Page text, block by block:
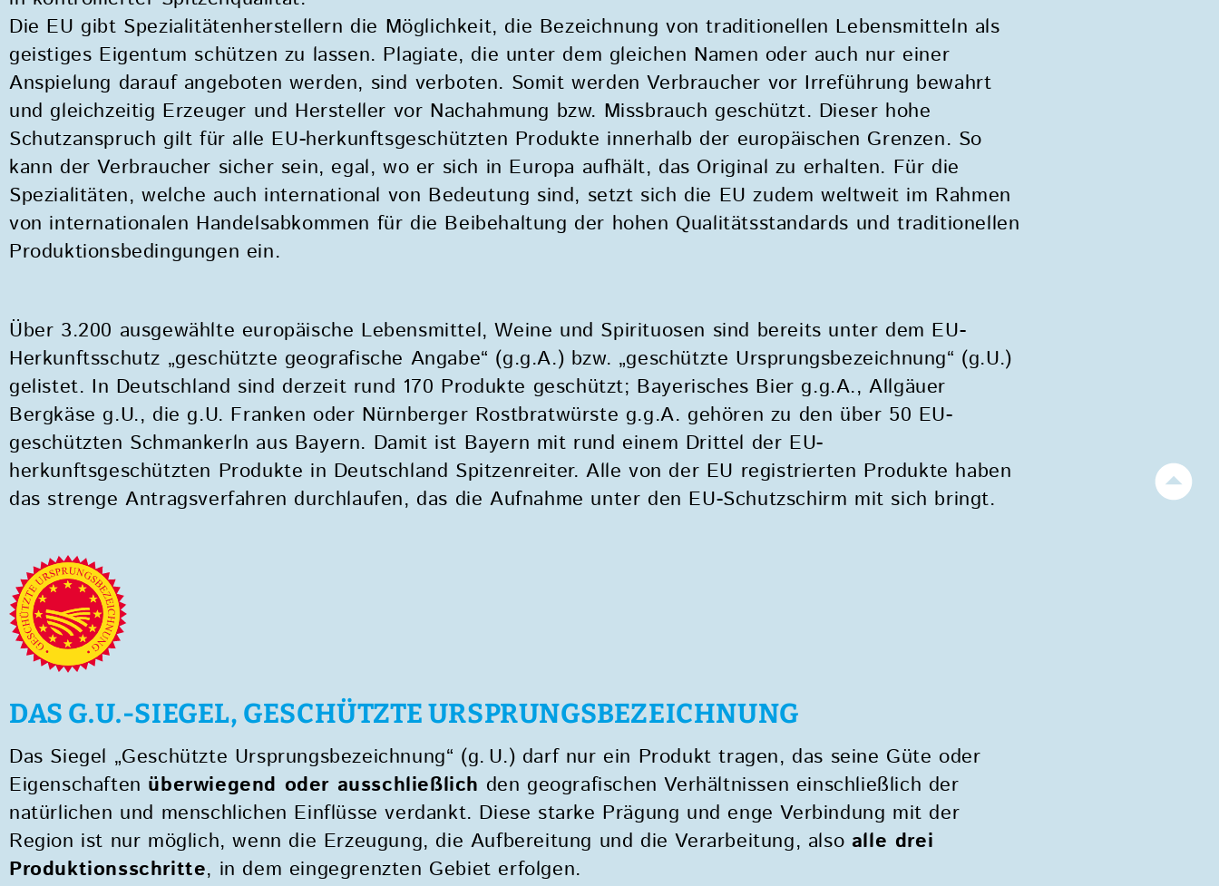
Zugänglichkeitsmenü
zu
gelangen.
Die EU gibt Spezialitätenherstellern die Möglichkeit, die Bezeichnung von traditionellen Lebensmitteln als
geistiges Eigentum schützen zu lassen. Plagiate, die unter dem gleichen Namen oder auch nur einer
Anspielung darauf angeboten werden, sind verboten. Somit werden Verbraucher vor Irreführung bewahrt
und gleichzeitig Erzeuger und Hersteller vor Nachahmung bzw. Missbrauch geschützt. Dieser hohe
Schutzanspruch gilt für alle EU-herkunftsgeschützten Produkte innerhalb der europäischen Grenzen. So
kann der Verbraucher sicher sein, egal, wo er sich in Europa aufhält, das Original zu erhalten. Für die
Spezialitäten, welche auch international von Bedeutung sind, setzt sich die EU zudem weltweit im Rahmen
von internationalen Handelsabkommen für die Beibehaltung der hohen Qualitätsstandards und traditionellen
Produktionsbedingungen ein.
Über 3.200 ausgewählte europäische Lebensmittel, Weine und Spirituosen sind bereits unter dem EU-
Herkunftsschutz „geschützte geografische Angabe“ (g.g.A.) bzw. „geschützte Ursprungsbezeichnung“ (g.U.)
gelistet. In Deutschland sind derzeit rund 170 Produkte geschützt; Bayerisches Bier g.g.A., Allgäuer
Bergkäse g.U., die g.U. Franken oder Nürnberger Rostbratwürste g.g.A. gehören zu den über 50 EU-
geschützten Schmankerln aus Bayern. Damit ist Bayern mit rund einem Drittel der EU-
herkunftsgeschützten Produkte in Deutschland Spitzenreiter. Alle von der EU registrierten Produkte haben
das strenge Antragsverfahren durchlaufen, das die Aufnahme unter den EU-Schutzschirm mit sich bringt.
DAS G.U.-SIEGEL, GESCHÜTZTE URSPRUNGSBEZEICHNUNG
Das Siegel „Geschützte Ursprungsbezeichnung“ (g. U.) darf nur ein Produkt tragen, das seine Güte oder
Eigenschaften überwiegend oder ausschließlich den geografischen Verhältnissen einschließlich der
natürlichen und menschlichen Einflüsse verdankt. Diese starke Prägung und enge Verbindung mit der
Region ist nur möglich, wenn die Erzeugung, die Aufbereitung und die Verarbeitung, also alle drei
Produktionsschritte, in dem eingegrenzten Gebiet erfolgen.